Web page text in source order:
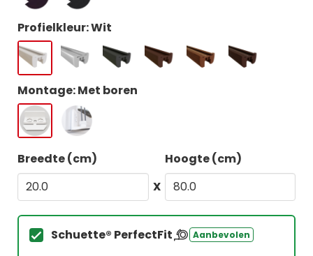
Profielkleur: Wit
Montage: Met boren
Breedte (cm)
X
Hoogte (cm)
Schuette® PerfectFit Aanbevolen